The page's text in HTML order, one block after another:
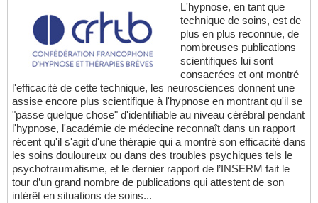
L'hypnose, en tant que
technique de soins, est de
plus en plus reconnue, de
nombreuses publications
scientifiques lui sont
consacrées et ont montré
l'efficacité de cette technique, les neurosciences donnent une
assise encore plus scientifique à l'hypnose en montrant qu'il se
"passe quelque chose" d'identifiable au niveau cérébral pendant
l'hypnose, l'académie de médecine reconnaît dans un rapport
récent qu'il s'agit d'une thérapie qui a montré son efficacité dans
les soins douloureux ou dans des troubles psychiques tels le
psychotraumatisme, et le dernier rapport de l’INSERM fait le
tour d’un grand nombre de publications qui attestent de son
intérêt en situations de soins...